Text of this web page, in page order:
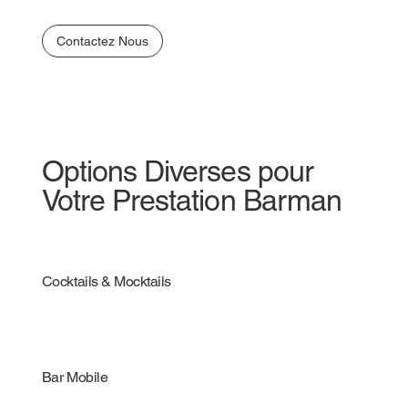
Contactez Nous
Contactez Nous
Options Diverses pour
Votre Prestation Barman
Cocktails & Mocktails
Bar Mobile